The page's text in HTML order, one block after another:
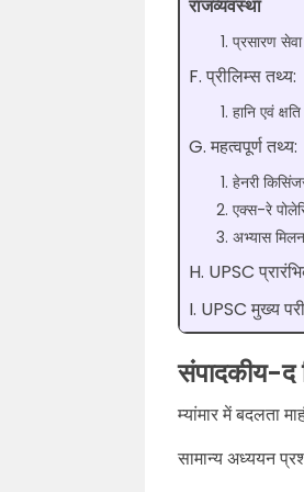
राजव्यवस्था
प्रसारण
F. प्रीलिम्स तथ्य:
हानि एवं
G. महत्वपूर्ण तथ्य:
हेनरी
एक्स-रे
अभ्यास मिलन
H. UPSC
I. UPSC मुख्य
संपादकीय-द
म्यांमार में बदलता
सामान्य अध्ययन